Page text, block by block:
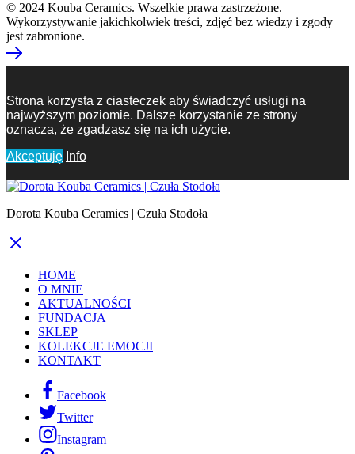
© 2024 Kouba Ceramics. Wszelkie prawa zastrzeżone.
Wykorzystywanie jakichkolwiek treści, zdjęć bez wiedzy i zgody
jest zabronione.
Strona korzysta z ciasteczek aby świadczyć usługi na
najwyższym poziomie. Dalsze korzystanie ze strony
oznacza, że zgadzasz się na ich użycie.
Akceptuję Info
Dorota Kouba Ceramics | Czuła Stodoła
HOME
O MNIE
AKTUALNOŚCI
FUNDACJA
SKLEP
KOLEKCJE EMOCJI
KONTAKT
Facebook
Twitter
Instagram